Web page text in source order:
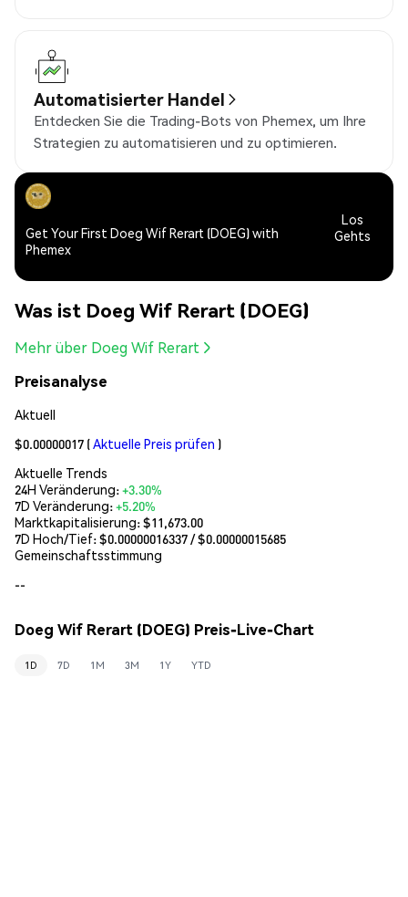
Automatisierter Handel
Entdecken Sie die Trading-Bots von Phemex, um Ihre
Strategien zu automatisieren und zu optimieren.
Get Your First Doeg Wif Rerart (DOEG) with
Phemex
Los
Gehts
Was ist Doeg Wif Rerart (DOEG)
Mehr über Doeg Wif Rerart
Preisanalyse
Aktuell
$0.00000017 (Aktuelle Preis prüfen )
Aktuelle Trends
24H Veränderung:+3.30%
7D Veränderung:+5.20%
Marktkapitalisierung:$11,673.00
7D Hoch/Tief: $0.00000016337/ $0.00000015685
Gemeinschaftsstimmung
--
Doeg Wif Rerart (DOEG) Preis-Live-Chart
1D 7D 1M 3M 1Y YTD